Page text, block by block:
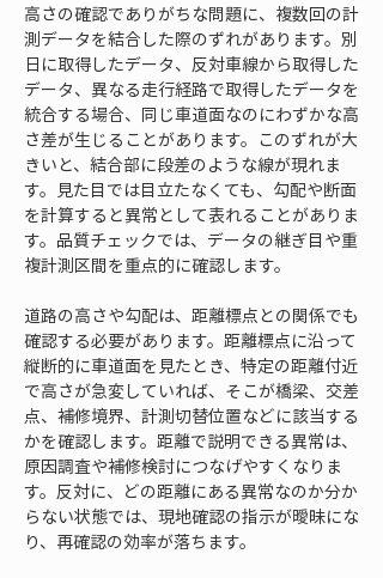
高さの確認でありがちな問題に、複数回の計
測データを結合した際のずれがあります。別
日に取得したデータ、反対車線から取得した
データ、異なる走行経路で取得したデータを
統合する場合、同じ車道面なのにわずかな高
さ差が生じることがあります。このずれが大
きいと、結合部に段差のような線が現れま
す。見た目では目立たなくても、勾配や断面
を計算すると異常として表れることがありま
す。品質チェックでは、データの継ぎ目や重
複計測区間を重点的に確認します。
道路の高さや勾配は、距離標点との関係でも
確認する必要があります。距離標点に沿って
縦断的に車道面を見たとき、特定の距離付近
で高さが急変していれば、そこが橋梁、交差
点、補修境界、計測切替位置などに該当する
かを確認します。距離で説明できる異常は、
原因調査や補修検討につなげやすくなりま
す。反対に、どの距離にある異常なのか分か
らない状態では、現地確認の指示が曖昧にな
り、再確認の効率が落ちます。